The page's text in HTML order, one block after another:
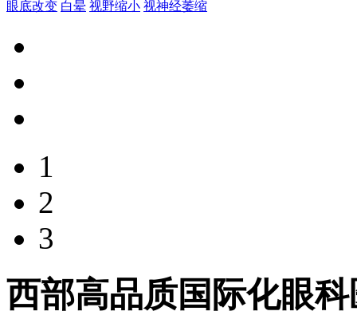
眼底改变 白晕 视野缩小 视神经萎缩
1
2
3
西部高品质国际化眼